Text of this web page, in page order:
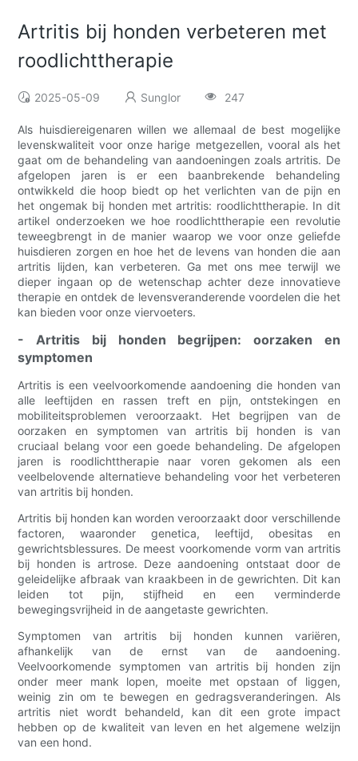
Artritis bij honden verbeteren met
roodlichttherapie
2025-05-09 Sunglor 247
Als huisdiereigenaren willen we allemaal de best mogelijke
levenskwaliteit voor onze harige metgezellen, vooral als het
gaat om de behandeling van aandoeningen zoals artritis. De
afgelopen jaren is er een baanbrekende behandeling
ontwikkeld die hoop biedt op het verlichten van de pijn en
het ongemak bij honden met artritis: roodlichttherapie. In dit
artikel onderzoeken we hoe roodlichttherapie een revolutie
teweegbrengt in de manier waarop we voor onze geliefde
huisdieren zorgen en hoe het de levens van honden die aan
artritis lijden, kan verbeteren. Ga met ons mee terwijl we
dieper ingaan op de wetenschap achter deze innovatieve
therapie en ontdek de levensveranderende voordelen die het
kan bieden voor onze viervoeters.
- Artritis bij honden begrijpen: oorzaken en
symptomen
Artritis is een veelvoorkomende aandoening die honden van
alle leeftijden en rassen treft en pijn, ontstekingen en
mobiliteitsproblemen veroorzaakt. Het begrijpen van de
oorzaken en symptomen van artritis bij honden is van
cruciaal belang voor een goede behandeling. De afgelopen
jaren is roodlichttherapie naar voren gekomen als een
veelbelovende alternatieve behandeling voor het verbeteren
van artritis bij honden.
Artritis bij honden kan worden veroorzaakt door verschillende
factoren, waaronder genetica, leeftijd, obesitas en
gewrichtsblessures. De meest voorkomende vorm van artritis
bij honden is artrose. Deze aandoening ontstaat door de
geleidelijke afbraak van kraakbeen in de gewrichten. Dit kan
leiden tot pijn, stijfheid en een verminderde
bewegingsvrijheid in de aangetaste gewrichten.
Symptomen van artritis bij honden kunnen variëren,
afhankelijk van de ernst van de aandoening.
Veelvoorkomende symptomen van artritis bij honden zijn
onder meer mank lopen, moeite met opstaan ​​of liggen,
weinig zin om te bewegen en gedragsveranderingen. Als
artritis niet wordt behandeld, kan dit een grote impact
hebben op de kwaliteit van leven en het algemene welzijn
van een hond.